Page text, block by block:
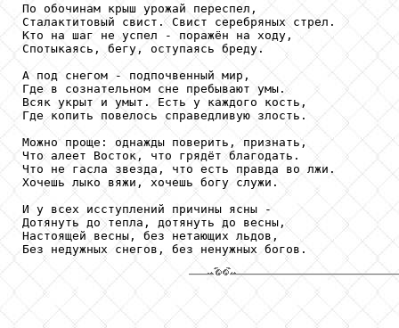
По обочинам крыш урожай переспел,
Сталактитовый свист. Свист серебряных стрел.
Кто на шаг не успел - поражён на ходу,
Спотыкаясь, бегу, оступаясь бреду.
А под снегом - подпочвенный мир,
Где в сознательном сне пребывают умы.
Всяк укрыт и умыт. Есть у каждого кость,
Где копить повелось справедливую злость.
Можно проще: однажды поверить, признать,
Что алеет Восток, что грядёт благодать.
Что не гасла звезда, что есть правда во лжи.
Хочешь лыко вяжи, хочешь богу служи.
И у всех исступлений причины ясны -
Дотянуть до тепла, дотянуть до весны,
Настоящей весны, без нетающих льдов,
Без недужных снегов, без ненужных богов.